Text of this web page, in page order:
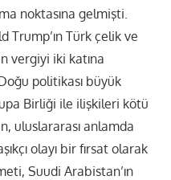
noktasına gelmişti.
Trump’ın Türk çelik ve
vergiyi iki katına
politikası büyük
Birliği ile ilişkileri kötü
uluslararası anlamda
olayı bir fırsat olarak
Suudi Arabistan’ın